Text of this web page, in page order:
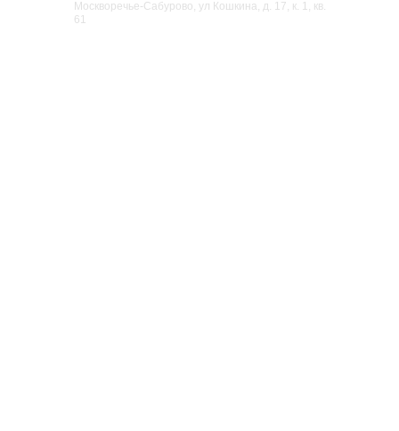
Москворечье-Сабурово, ул Кошкина, д. 17, к. 1, кв.
61